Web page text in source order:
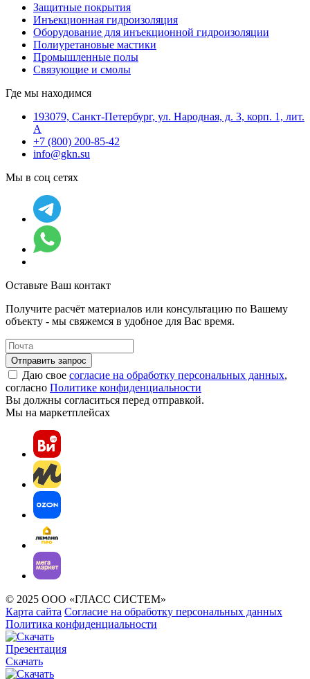
Защитные покрытия
Инъекционная гидроизоляция
Оборудование для инъекционной гидроизоляции
Полиуретановые мастики
Промышленные полы
Связующие и смолы
Где мы находимся
193079, Санкт-Петербург, ул. Народная, д. 3, корп. 1, лит.
А
+7 (800) 200-85-42
info@gkn.su
Мы в соц сетях
Оставьте Ваш контакт
Получите расчёт материалов или консультацию по Вашему
объекту - мы свяжемся в удобное для Вас время.
Отправить запрос
Даю свое согласие на обработку персональных данных,
согласно Политике конфиденциальности
Вы должны согласиться перед отправкой.
Мы на маркетплейсах
© 2025 ООО «ГЛАСС СИСТЕМ»
Карта сайта Согласие на обработку персональных данных
Политика конфиденциальности
Презентация
Скачать